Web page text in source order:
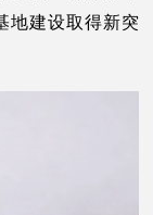
地建设取得新突